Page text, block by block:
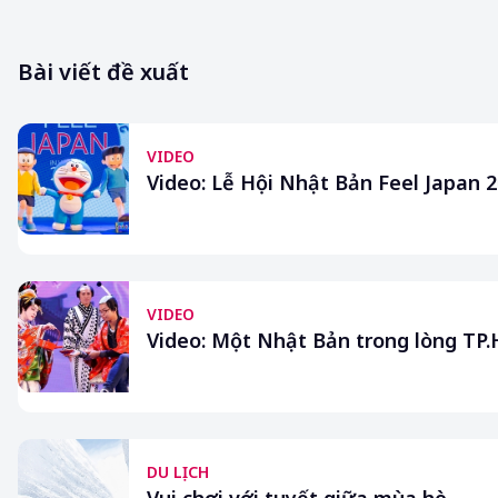
Bài viết đề xuất
VIDEO
Video: Lễ Hội Nhật Bản Feel Japan
VIDEO
Video: Một Nhật Bản trong lòng
DU LỊCH